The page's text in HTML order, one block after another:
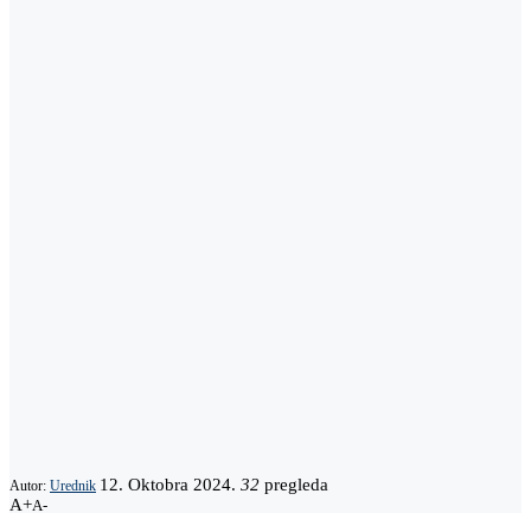
Autor: Urednik 12. Oktobra 2024. 32 pregleda
A+A-